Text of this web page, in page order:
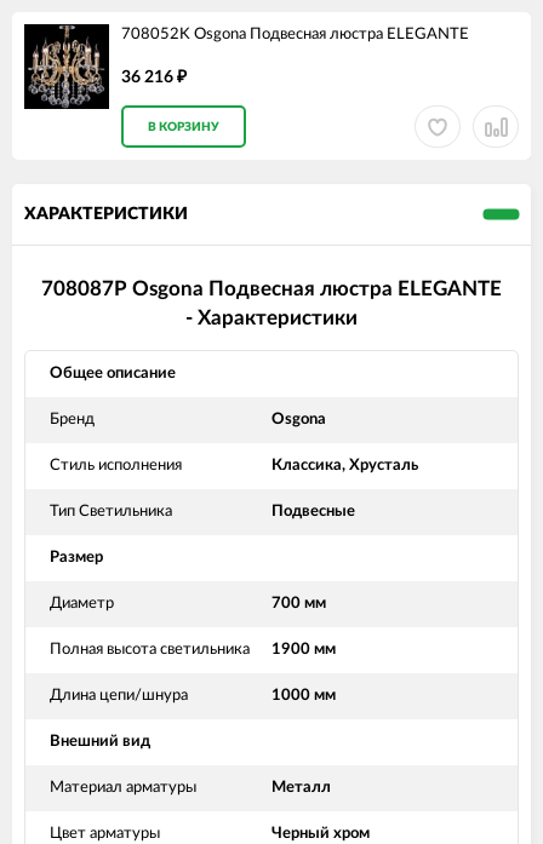
708052K Osgona Подвесная люстра ELEGANTE
36 216 ₽
В КОРЗИНУ
ХАРАКТЕРИСТИКИ
708087P Osgona Подвесная люстра ELEGANTE
- Характеристики
Общее описание
Бренд Osgona
Стиль исполнения Классика, Хрусталь
Тип Светильника Подвесные
Размер
Диаметр 700 мм
Полная высота светильника 1900 мм
Длина цепи/шнура 1000 мм
Внешний вид
Материал арматуры Металл
Цвет арматуры Черный хром